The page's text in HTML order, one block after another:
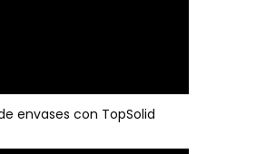
envases con TopSolid